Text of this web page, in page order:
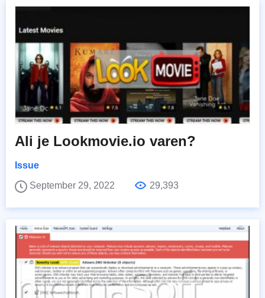
Ali je Lookmovie.io varen?
Issue
September 29, 2022
29,393